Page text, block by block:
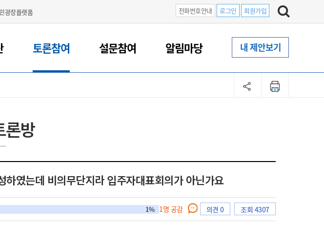
광장플랫폼 전화번호안내 로그인 회원가입
토론참여 설문참여 알림마당 내 제안보기
론방
였는데 비의무단지라 입주자대표회의가 아닌가요
1% 1명 공감 의견 0 조회 4307